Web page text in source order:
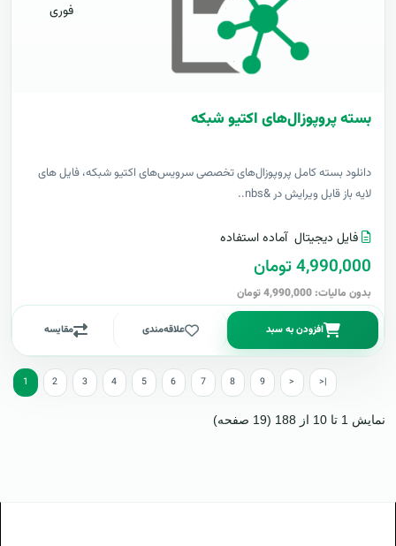
فوری
بسته پروپوزال‌های اکتیو شبکه
دانلود بسته کامل پروپوزال‌های تخصصی سرویس‌های اکتیو شبکه، فایل های
لایه باز قابل ویرایش در &nbs..
فایل دیجیتال آماده استفاده
4,990,000 تومان
بدون مالیات: 4,990,000 تومان
افزودن به سبد علاقه‌مندی مقایسه
1 2 3 4 5 6 7 8 9 > >|
نمایش 1 تا 10 از 188 (19 صفحه)